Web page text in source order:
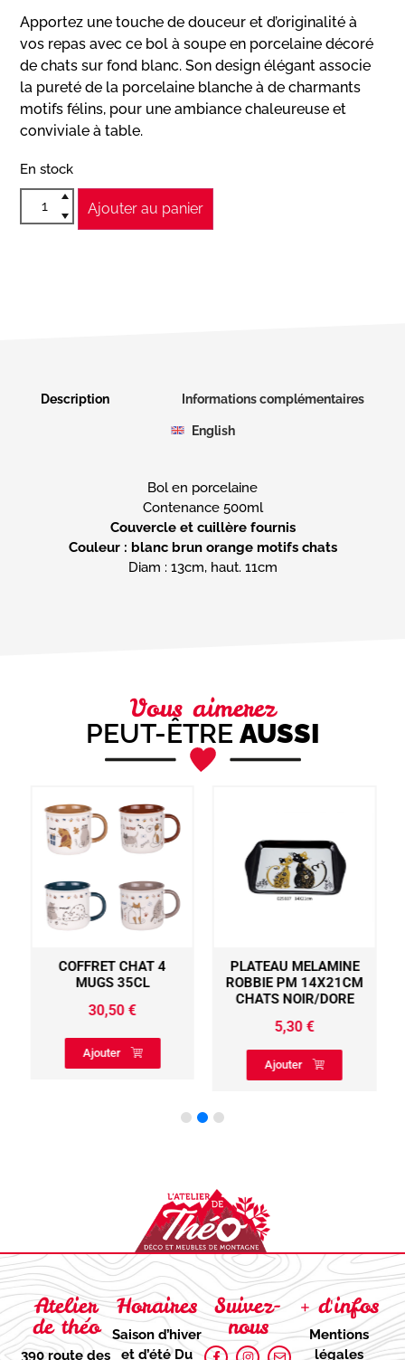
Apportez une touche de douceur et d’originalité à
vos repas avec ce bol à soupe en porcelaine décoré
de chats sur fond blanc. Son design élégant associe
la pureté de la porcelaine blanche à de charmants
motifs félins, pour une ambiance chaleureuse et
conviviale à table.
En stock
Ajouter au panier
Description Informations complémentaires
English
Bol en porcelaine
Contenance 500ml
Couvercle et cuillère fournis
Couleur : blanc brun orange motifs chats
Diam : 13cm, haut. 11cm
Vous aimerez
PEUT-ÊTRE AUSSI
COFFRET CHAT 4
MUGS 35CL
30,50 €
Ajouter
PLATEAU MELAMINE
ROBBIE PM 14X21CM
CHATS NOIR/DORE
5,30 €
Ajouter
Atelier
de théo
390 route des
Horaires
Saison d’hiver
et d’étéDu
Suivez-
nous
+ d'infos
Mentions
légales